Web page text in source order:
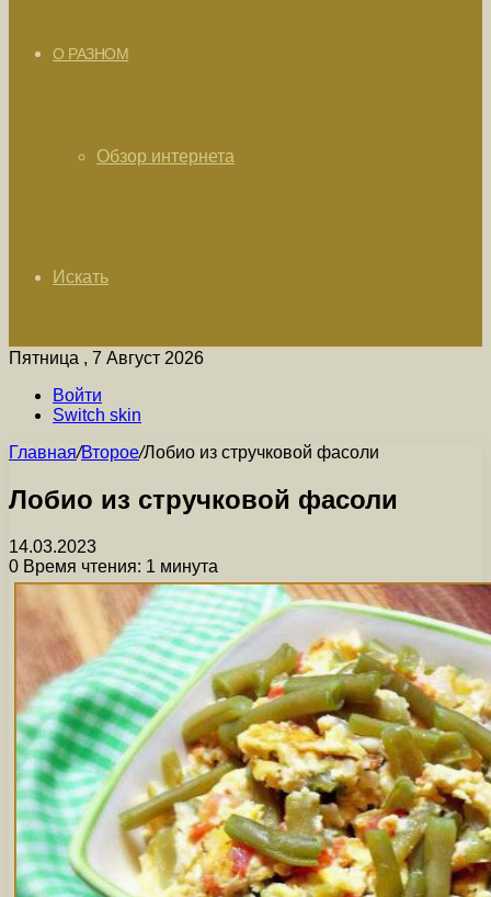
О РАЗНОМ
Обзор интернета
Искать
Пятница , 7 Август 2026
Войти
Switch skin
Главная/Второе/Лобио из стручковой фасоли
Лобио из стручковой фасоли
14.03.2023
0 Время чтения: 1 минута